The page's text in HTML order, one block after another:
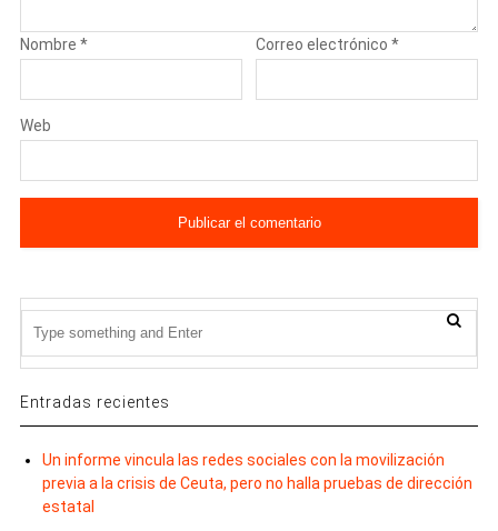
Nombre * Correo electrónico*
Web
Entradas recientes
Un informe vincula las redes sociales con la movilización
previa a la crisis de Ceuta, pero no halla pruebas de dirección
estatal